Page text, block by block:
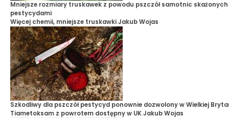
Mniejsze rozmiary truskawek z powodu pszczół samotnic skażonych
pestycydami
Więcej chemii, mniejsze truskawkiJakub Wojas
Szkodliwy dla pszczół pestycyd ponownie dozwolony w Wielkiej
Tiametoksam z powrotem dostępny w UKJakub Wojas